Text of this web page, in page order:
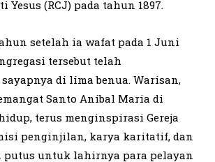
Yesus (RCJ) pada tahun 1897.
setelah ia wafat pada 1 Juni
tersebut telah
di lima benua. Warisan,
Santo Anibal Maria di
terus menginspirasi Gereja
penginjilan, karya karitatif, dan
putus untuk lahirnya para pelayan